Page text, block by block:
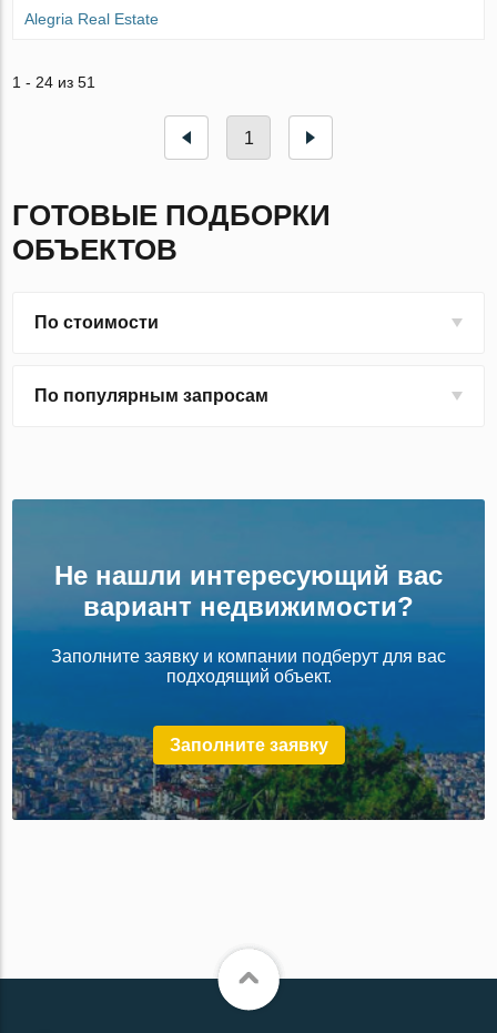
Alegria Real Estate
1 - 24 из 51
1
ГОТОВЫЕ ПОДБОРКИ
ОБЪЕКТОВ
По стоимости
По популярным запросам
Не нашли интересующий вас
вариант недвижимости?
Заполните заявку и компании подберут для вас
подходящий объект.
Заполните заявку